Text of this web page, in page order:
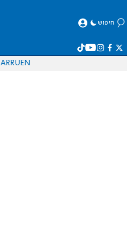
חיפוש
EN
RU
AR